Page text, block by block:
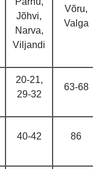
Jõhvi,
Narva,
Viljandi
Võru,
Valga
20-21,
29-32
63-68
40-42 86